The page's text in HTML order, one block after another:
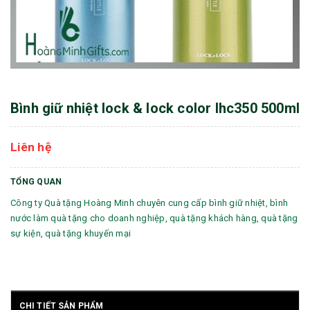
Bình giữ nhiệt lock & lock color lhc350 500ml
Liên hệ
TỔNG QUAN
Công ty Quà tặng Hoàng Minh chuyên cung cấp bình giữ nhiệt, bình
nước làm quà tặng cho doanh nghiệp, quà tặng khách hàng, quà tặng
sự kiện, quà tặng khuyến mại
CHI TIẾT SẢN PHẨM